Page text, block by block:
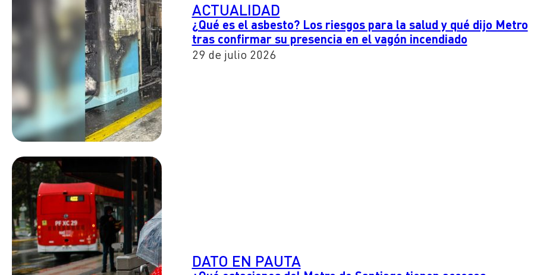
ACTUALIDAD
¿Qué es el asbesto? Los riesgos para la salud y qué dijo Metro
tras confirmar su presencia en el vagón incendiado
29 de julio 2026
DATO EN PAUTA